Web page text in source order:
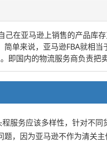
在亚马逊上销售的产品库
单来说，亚马逊FBA就相
即国内的物流服务商负责
服务应该多样性，针对不
，因为亚马逊不作为清关